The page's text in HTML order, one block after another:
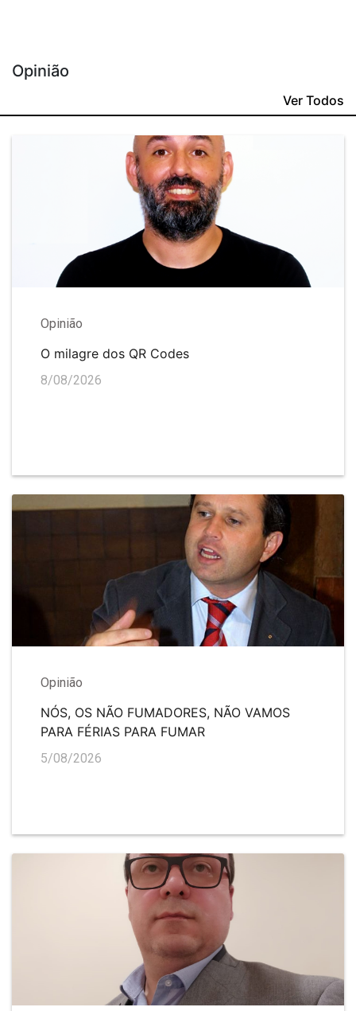
Opinião
Ver Todos
Opinião
O milagre dos QR Codes
8/08/2026
Opinião
NÓS, OS NÃO FUMADORES, NÃO VAMOS
PARA FÉRIAS PARA FUMAR
5/08/2026